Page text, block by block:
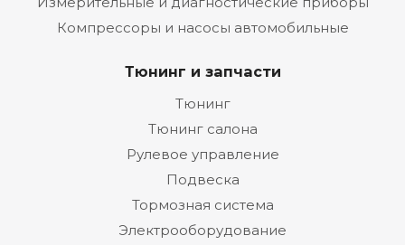
Компрессоры и насосы автомобильные
Тюнинг и запчасти
Тюнинг
Тюнинг салона
Рулевое управление
Подвеска
Тормозная система
Электрооборудование